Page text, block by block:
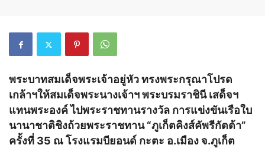
พระบาทสมเด็จพระเจ้าอยู่หัว ทรงพระกรุณาโปรด
เกล้าฯให้สมเด็จพระนางเจ้าฯ พระบรมราชินี เสด็จฯ
แทนพระองค์ ไปพระราชทานรางวัล การแข่งขันเรือใบ
นานาชาติชิงถ้วยพระราชทาน “ภูเก็ตคิงส์คัพรีกัตต้า”
ครั้งที่ 35 ณ โรงแรมบียอนด์ กะตะ อ.เมือง จ.ภูเก็ต